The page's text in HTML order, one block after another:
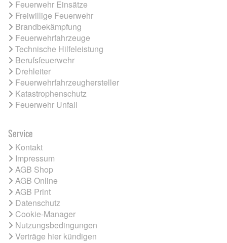
Feuerwehr Einsätze
Freiwillige Feuerwehr
Brandbekämpfung
Feuerwehrfahrzeuge
Technische Hilfeleistung
Berufsfeuerwehr
Drehleiter
Feuerwehrfahrzeughersteller
Katastrophenschutz
Feuerwehr Unfall
Service
Kontakt
Impressum
AGB Shop
AGB Online
AGB Print
Datenschutz
Cookie-Manager
Nutzungsbedingungen
Verträge hier kündigen